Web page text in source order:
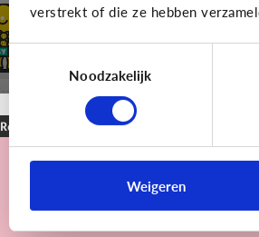
verstrekt of die ze hebben
Toestemmingsselectie
Noodzakelijk
Weigeren
Reclame
Heeft reclame een
invloed op mijn kind?